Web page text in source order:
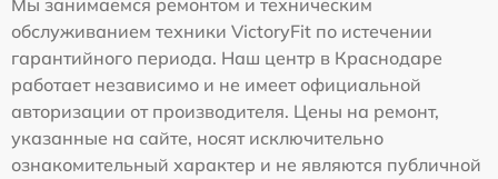
Мы занимаемся ремонтом и техническим
обслуживанием техники VictoryFit по истечении
гарантийного периода. Наш центр в Краснодаре
работает независимо и не имеет официальной
авторизации от производителя. Цены на ремонт,
указанные на сайте, носят исключительно
ознакомительный характер и не являются публичной